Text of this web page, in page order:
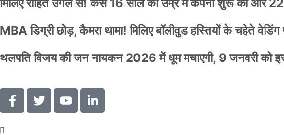
मिलिए रोहित उगले से! कैसे 16 साल की उम्र में कंपनी शुरू की और
MBA डिग्री छोड़, कैमरा थामा! मिलिए बॉलीवुड हस्तियों के चहेते वेडिंग
थलपति विजय की जन नायकन 2026 में धूम मचाएगी, 9 जनवरी को